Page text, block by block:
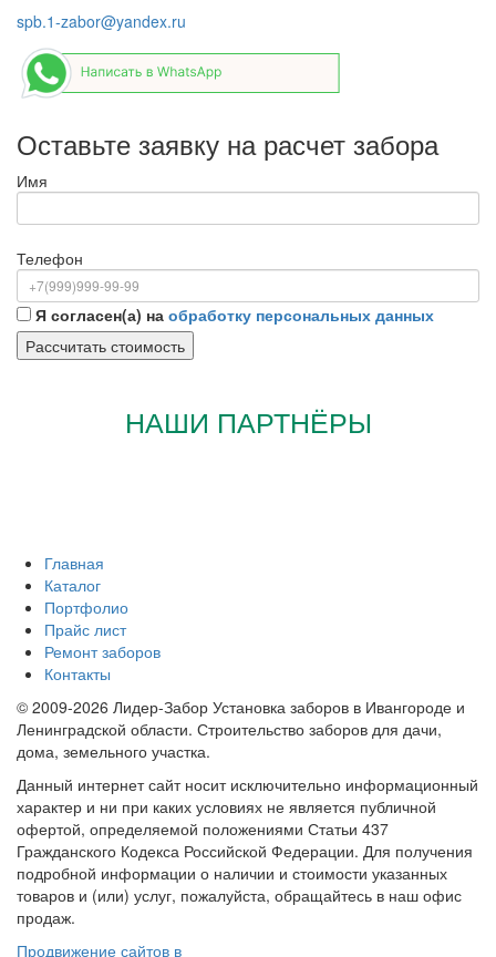
spb.1-zabor@yandex.ru
Оставьте заявку на расчет забора
Имя
Телефон
Я согласен(а) на обработку персональных данных
НАШИ ПАРТНЁРЫ
Главная
Каталог
Портфолио
Прайс лист
Ремонт заборов
Контакты
© 2009-2026 Лидер-Забор Установка заборов в Ивангороде и
Ленинградской области. Строительство заборов для дачи,
дома, земельного участка.
Данный интернет сайт носит исключительно информационный
характер и ни при каких условиях не является публичной
офертой, определяемой положениями Статьи 437
Гражданского Кодекса Российской Федерации. Для получения
подробной информации о наличии и стоимости указанных
товаров и (или) услуг, пожалуйста, обращайтесь в наш офис
продаж.
Продвижение сайтов в